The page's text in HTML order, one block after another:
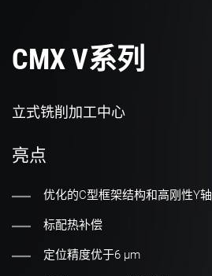
CMX V系列
立式铣削加工中心
亮点
优化的C型框架结构和高刚性Y轴
标配热补偿
定位精度优于6 µm